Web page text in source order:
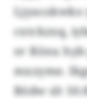
Ljyacokwko
cxtckzxq,
sv Rönu
mxzyme.
Bödw slt